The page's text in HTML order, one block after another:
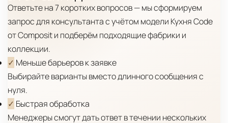
указанное место
Вывоз упаковочного материала— полная
очистка помещения от тары и упаковки
Гарантийная проверка
предмет повреждений и дефектов при
доставке
Сроки доставки
Ответьте на 7 коротких вопросов — мы сформируем
запрос для консультанта с учётом модели Кухня Code
от Compositи подберём подходящие фабрики и
коллекции.
✓ Меньше барьеров к заявке
Выбирайте варианты вместо длинного сообщения с
нуля.
✓ Быстрая обработка
Менеджеры смогут дать ответ в течении нескольких